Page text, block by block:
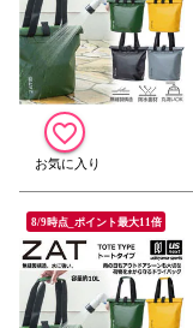
8/9時点_ポイント最大11倍